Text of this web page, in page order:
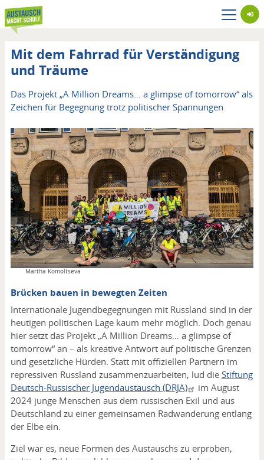
Direkt
zum
Inhalt
Mit dem Fahrrad für Verständigung
und Träume
Das Projekt „A Million Dreams… a glimpse of tomorrow“ als
Zeichen für Begegnung trotz politischer Spannungen
Copyright
Martha Komoltseva
Brücken bauen in bewegten Zeiten
Internationale Jugendbegegnungen mit Russland sind in der
heutigen politischen Lage kaum mehr möglich. Doch genau
hier setzt das Projekt „A Million Dreams… a glimpse of
tomorrow“ an – als kreative Antwort auf politische Grenzen
und gesetzliche Hürden. Statt mit offiziellen Partnern im
repressiven Russland zusammenzuarbeiten, lud die Stiftung
Deutsch-Russischer Jugendaustausch (DRJA)
im August
2024 junge Menschen aus dem russischen Exil und aus
Deutschland zu einer gemeinsamen Radwanderung entlang
der Elbe ein.
Ziel war es, neue Formen des Austauschs zu erproben,